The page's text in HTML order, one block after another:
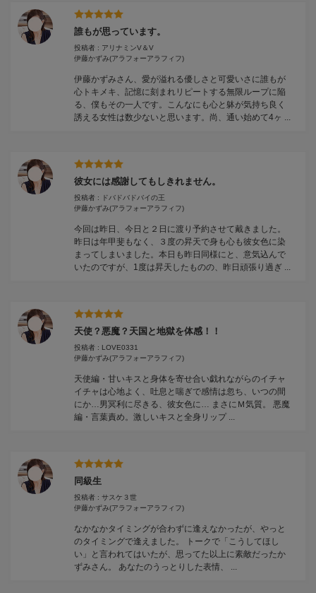
誰もが思っています。
投稿者 : アリナミンV＆V
伊藤かずみ(アラフォーアラフィフ)
伊藤かずみさん、愛が溢れる優しさと可愛いさに誰もが
心トキメキ、記憶に刻まれリピートする無限ループに陥
る、僕もその一人です。こんなにも心と躰が気持ち良く
誘える女性は数少ないと思います。尚、通い始めて4ヶ ...
彼女には感謝してもしきれません。
投稿者 : ドバドバドバイの王
伊藤かずみ(アラフォーアラフィフ)
今回は昨日、今日と２日に渡り予約させて戴きました。
昨日は年甲斐もなく、３度の昇天で身も心も彼女色に染
まってしまいました。本日も昨日同様にと、意気込んで
いたのですが、1度は昇天したものの、昨日頑張り過ぎ ...
天使？悪魔？天国と地獄を体感！！
投稿者 : LOVE0331
伊藤かずみ(アラフォーアラフィフ)
天使編・甘いキスと身体を寄せ合い戯れながらのイチャ
イチャは心地よく、吐息と喘ぎで感情は忽ち、いつの間
にか…男冥利に尽きる、彼女色に… まさにＭ気質。 悪魔
編・言葉責め。激しいキスと全身リップ ...
同級生
投稿者 : サスケ３世
伊藤かずみ(アラフォーアラフィフ)
なかなかタイミングが合わずに逢えなかったが、やっと
のタイミングで逢えました。 トークで「こうしてほし
い」と言われてはいたが、思ってた以上に素敵だったか
ずみさん。 あなたのうっとりした表情、 ...